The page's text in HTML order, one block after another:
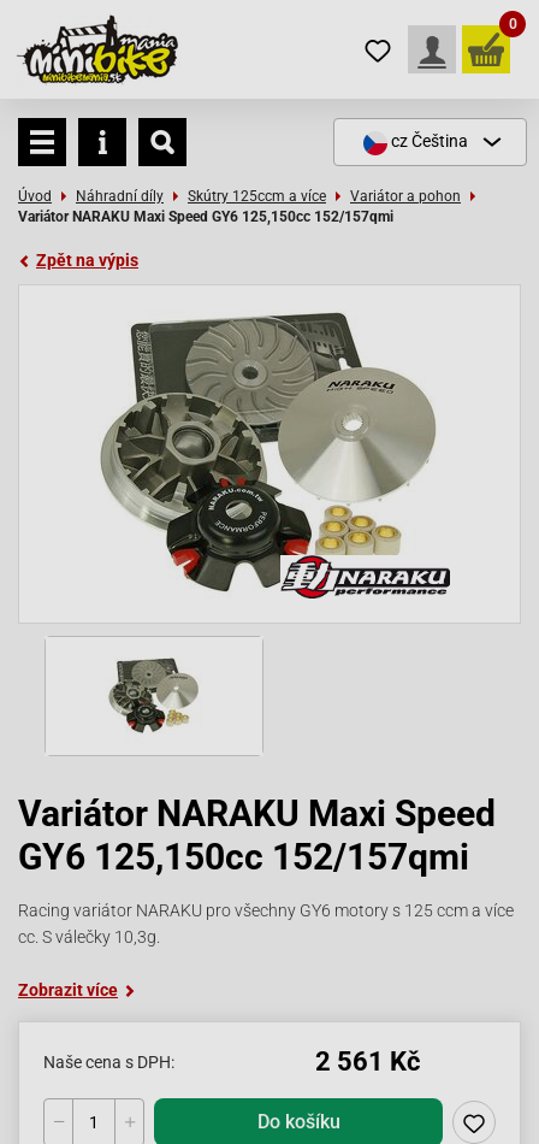
0
czČeština
Úvod Náhradní díly Skútry 125ccm a více
Variátor a pohon
Variátor NARAKU Maxi Speed GY6 125,150cc 152/157qmi
Zpět na výpis
Variátor NARAKU Maxi Speed
GY6 125,150cc 152/157qmi
Racing variátor NARAKU pro všechny GY6 motory s 125 ccm a více
cc. S válečky 10,3g.
Zobrazit více
Naše cena s DPH: 2 561 Kč
Do košíku